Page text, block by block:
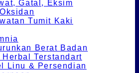
Gatal, Eksim
Tumit Kaki
Berat Badan
Herbal Terstandart
Linu & Persendian